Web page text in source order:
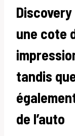
une cote
tandis
de l’auto